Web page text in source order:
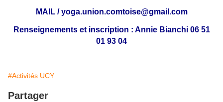
MAIL / yoga.union.comtoise@gmail.com
Renseignements et inscription : Annie Bianchi 06 51
01 93 04
#Activités UCY
Partager